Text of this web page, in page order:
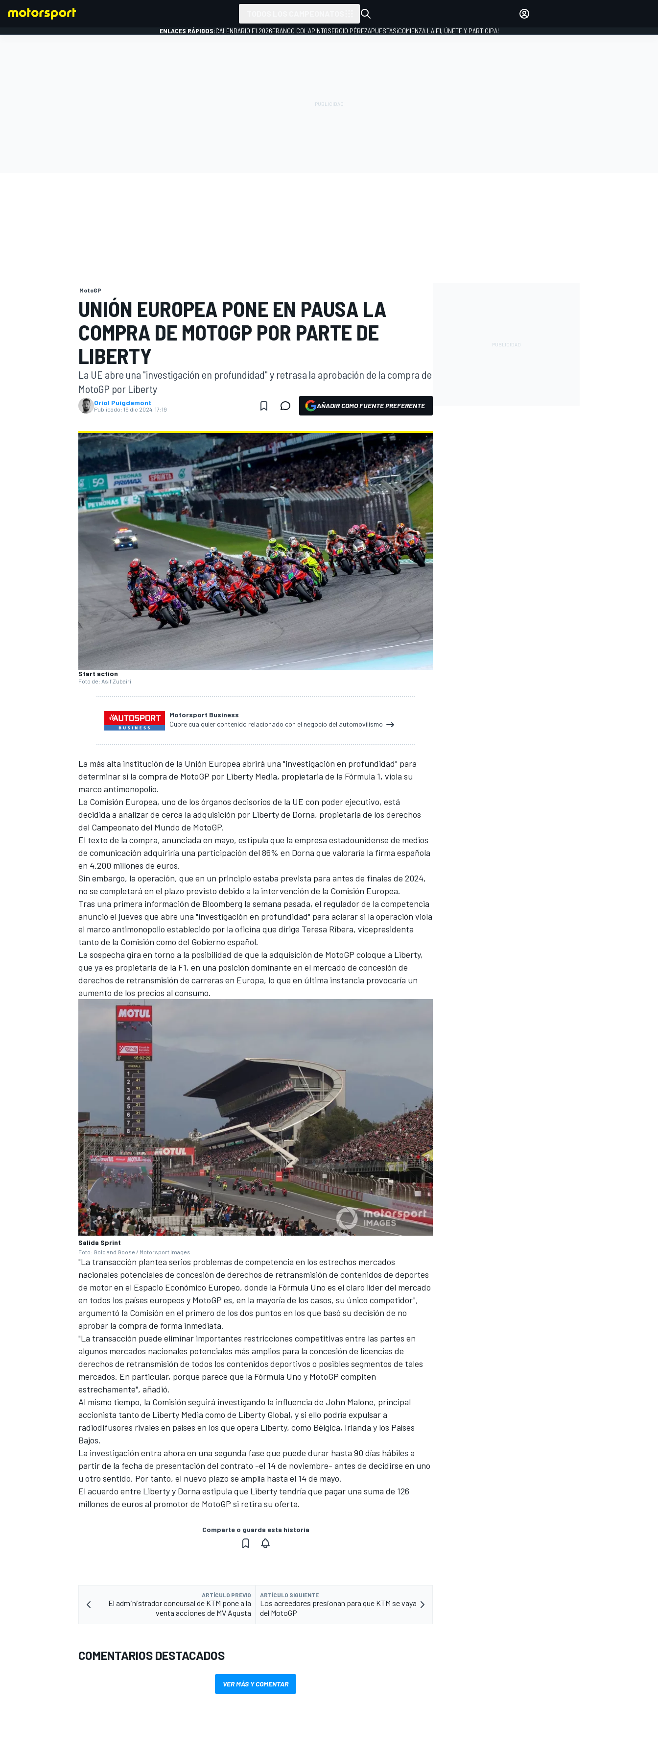
MOTOGP
NASCAR CUP
FÓRMULA E
WRC
MÁS CATEGORÍAS
INICIAR SESIÓN
ENLACES RÁPIDOS:CALENDARIO F1 2026FRANCO COLAPINTOSERGIO PÉREZAPUESTAS¡COMIENZA LA F1, ÚNETE Y PARTICIPA!
MotoGP
UNIÓN EUROPEA PONE EN PAUSA LA
COMPRA DE MOTOGP POR PARTE DE
LIBERTY
La UE abre una "investigación en profundidad" y retrasa la aprobación de la compra de
MotoGP por Liberty
Oriol Puigdemont
Publicado: 19 dic 2024, 17:19 AÑADIR COMO FUENTE PREFERENTE
Start action
Foto de: Asif Zubairi
Motorsport Business
Cubre cualquier contenido relacionado con el negocio del automovilismo
La más alta institución de la Unión Europea abrirá una "investigación en profundidad" para
determinar si la compra de MotoGP por Liberty Media, propietaria de la Fórmula 1, viola su
marco antimonopolio.
La Comisión Europea, uno de los órganos decisorios de la UE con poder ejecutivo, está
decidida a analizar de cerca la adquisición por Liberty de Dorna, propietaria de los derechos
del Campeonato del Mundo de MotoGP.
El texto de la compra, anunciada en mayo, estipula que la empresa estadounidense de medios
de comunicación adquiriría una participación del 86% en Dorna que valoraría la firma española
en 4.200 millones de euros.
Sin embargo, la operación, que en un principio estaba prevista para antes de finales de 2024,
no se completará en el plazo previsto debido a la intervención de la Comisión Europea.
Tras una primera información de Bloomberg la semana pasada, el regulador de la competencia
anunció el jueves que abre una "investigación en profundidad" para aclarar si la operación viola
el marco antimonopolio establecido por la oficina que dirige Teresa Ribera, vicepresidenta
tanto de la Comisión como del Gobierno español.
La sospecha gira en torno a la posibilidad de que la adquisición de MotoGP coloque a Liberty,
que ya es propietaria de la F1, en una posición dominante en el mercado de concesión de
derechos de retransmisión de carreras en Europa, lo que en última instancia provocaría un
aumento de los precios al consumo.
Salida Sprint
Foto: Gold and Goose / Motorsport Images
"La transacción plantea serios problemas de competencia en los estrechos mercados
nacionales potenciales de concesión de derechos de retransmisión de contenidos de deportes
de motor en el Espacio Económico Europeo, donde la Fórmula Uno es el claro líder del mercado
en todos los países europeos y MotoGP es, en la mayoría de los casos, su único competidor",
argumentó la Comisión en el primero de los dos puntos en los que basó su decisión de no
aprobar la compra de forma inmediata.
"La transacción puede eliminar importantes restricciones competitivas entre las partes en
algunos mercados nacionales potenciales más amplios para la concesión de licencias de
derechos de retransmisión de todos los contenidos deportivos o posibles segmentos de tales
mercados. En particular, porque parece que la Fórmula Uno y MotoGP compiten
estrechamente", añadió.
Al mismo tiempo, la Comisión seguirá investigando la influencia de John Malone, principal
accionista tanto de Liberty Media como de Liberty Global, y si ello podría expulsar a
radiodifusores rivales en países en los que opera Liberty, como Bélgica, Irlanda y los Países
Bajos.
La investigación entra ahora en una segunda fase que puede durar hasta 90 días hábiles a
partir de la fecha de presentación del contrato -el 14 de noviembre- antes de decidirse en uno
u otro sentido. Por tanto, el nuevo plazo se amplía hasta el 14 de mayo.
El acuerdo entre Liberty y Dorna estipula que Liberty tendría que pagar una suma de 126
millones de euros al promotor de MotoGP si retira su oferta.
Comparte o guarda esta historia
ARTÍCULO PREVIO
El administrador concursal de KTM pone a la
venta acciones de MV Agusta
ARTÍCULO SIGUIENTE
Los acreedores presionan para que KTM se vaya
del MotoGP
COMENTARIOS DESTACADOS
VER MÁS Y COMENTAR